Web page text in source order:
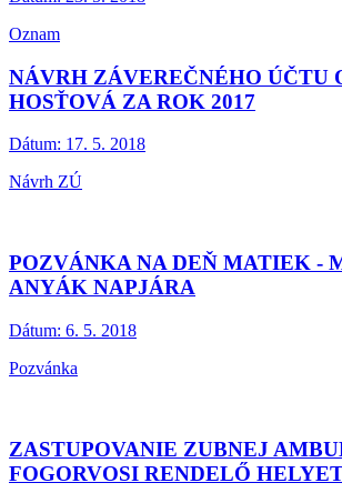
Oznam
NÁVRH ZÁVEREČNÉHO ÚČTU
HOSŤOVÁ ZA ROK 2017
Dátum: 17. 5. 2018
Návrh ZÚ
POZVÁNKA NA DEŇ MATIEK -
ANYÁK NAPJÁRA
Dátum: 6. 5. 2018
Pozvánka
ZASTUPOVANIE ZUBNEJ
FOGORVOSI RENDELŐ